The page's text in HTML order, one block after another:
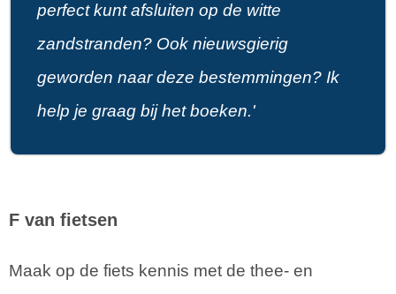
perfect kunt afsluiten op de witte
zandstranden? Ook nieuwsgierig
geworden naar deze bestemmingen? Ik
help je graag bij het boeken.'
F van fietsen
Maak op de fiets kennis met de thee- en